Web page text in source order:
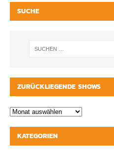
SUCHE
ZURÜCKLIEGENDE SHOWS
KATEGORIEN